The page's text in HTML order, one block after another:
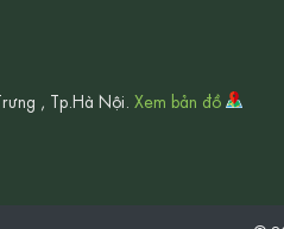
, Tp.Hà Nội. Xem bản đồ